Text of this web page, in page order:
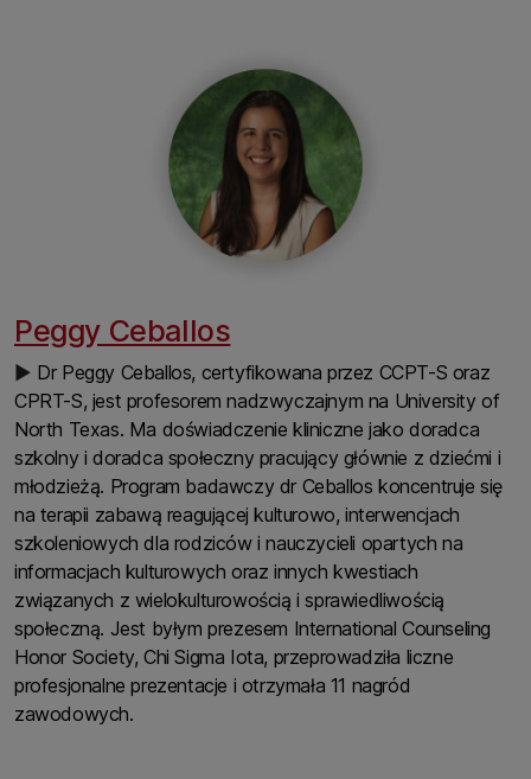
Peggy Ceballos
▶ Dr Peggy Ceballos, certyfikowana przez CCPT-S oraz
CPRT-S, jest profesorem nadzwyczajnym na University of
North Texas. Ma doświadczenie kliniczne jako doradca
szkolny i doradca społeczny pracujący głównie z dziećmi i
młodzieżą. Program badawczy dr Ceballos koncentruje się
na terapii zabawą reagującej kulturowo, interwencjach
szkoleniowych dla rodziców i nauczycieli opartych na
informacjach kulturowych oraz innych kwestiach
związanych z wielokulturowością i sprawiedliwością
społeczną. Jest byłym prezesem International Counseling
Honor Society, Chi Sigma Iota, przeprowadziła liczne
profesjonalne prezentacje i otrzymała 11 nagród
zawodowych.